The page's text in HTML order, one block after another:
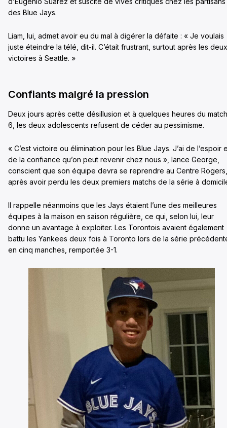
des Blue Jays.
Liam, lui, admet avoir eu du mal à digérer la défaite : « Je voulais
juste éteindre la télé, dit-il. C’était frustrant, surtout après les deux
victoires à Seattle. »
Confiants malgré la pression
Deux jours après cette désillusion et à quelques heures du match
6, les deux adolescents refusent de céder au pessimisme.
« C’est victoire ou élimination pour les Blue Jays. J’ai de l’espoir
de la confiance qu’on peut revenir chez nous », lance George,
conscient que son équipe devra se reprendre au Centre Rogers,
après avoir perdu les deux premiers matchs de la série à
Il rappelle néanmoins que les Jays étaient l’une des meilleures
équipes à la maison en saison régulière, ce qui, selon lui, leur
donne un avantage à exploiter. Les Torontois avaient également
battu les Yankees deux fois à Toronto lors de la série
en cinq manches, remportée 3-1.